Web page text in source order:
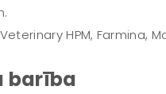
HPM, Farmina,
barība